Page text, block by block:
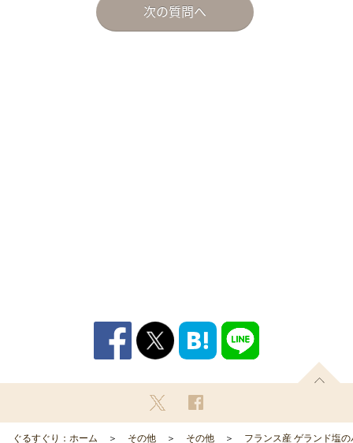
ぐるすぐり：ホーム その他 その他 フランス産 ゲランド塩